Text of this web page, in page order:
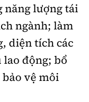
năng lượng tái
ngành; làm
diện tích các
lao động; bổ
vệ môi